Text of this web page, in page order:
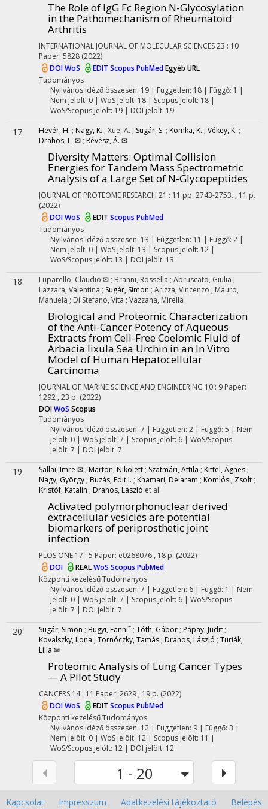
The Role of IgG Fc Region N-Glycosylation
in the Pathomechanism of Rheumatoid
Arthritis
INTERNATIONAL JOURNAL OF MOLECULAR SCIENCES23 : 10
Paper: 5828 (2022)
DOIWoS EDIT Scopus PubMedEgyéb URL
Tudományos
Nyilvános idéző összesen: 19| Független: 18 | Függő: 1 |
Nem jelölt: 0 | WoS jelölt: 18 | Scopus jelölt: 18 |
WoS/Scopus jelölt: 19 | DOI jelölt: 19
17 Hevér, H. ; Nagy, K. ; Xue, A. ; Sugár, S. ; Komka, K. ; Vékey, K. ;
Drahos, L. ✉ ; Révész, Á. ✉
Diversity Matters: Optimal Collision
Energies for Tandem Mass Spectrometric
Analysis of a Large Set of N-Glycopeptides
JOURNAL OF PROTEOME RESEARCH 21 : 11 pp. 2743-2753. , 11 p.
(2022)
DOIWoS EDIT Scopus PubMed
Tudományos
Nyilvános idéző összesen: 13 | Független: 11 | Függő: 2 |
Nem jelölt: 0 | WoS jelölt: 13 | Scopus jelölt: 12 |
WoS/Scopus jelölt: 13 | DOI jelölt: 13
18 Luparello, Claudio ✉ ; Branni, Rossella ; Abruscato, Giulia ;
Lazzara, Valentina ; Sugár, Simon ; Arizza, Vincenzo ; Mauro,
Manuela ; Di Stefano, Vita ; Vazzana, Mirella
Biological and Proteomic Characterization
of the Anti-Cancer Potency of Aqueous
Extracts from Cell-Free Coelomic Fluid of
Arbacia lixula Sea Urchin in an In Vitro
Model of Human Hepatocellular
Carcinoma
JOURNAL OF MARINE SCIENCE AND ENGINEERING 10 : 9 Paper:
1292 , 23 p. (2022)
DOIWoS Scopus
Tudományos
Nyilvános idéző összesen: 7 | Független: 2 | Függő: 5 | Nem
jelölt: 0 | WoS jelölt: 7 | Scopus jelölt: 6 | WoS/Scopus
jelölt: 7 | DOI jelölt: 7
19 Sallai, Imre ✉ ; Marton, Nikolett ; Szatmári, Attila ; Kittel, Ágnes ;
Nagy, György ; Buzás, Edit I. ; Khamari, Delaram ; Komlósi, Zsolt ;
Kristóf, Katalin ; Drahos, László et al.
Activated polymorphonuclear derived
extracellular vesicles are potential
biomarkers of periprosthetic joint
infection
PLOS ONE 17 : 5 Paper: e0268076 , 18 p. (2022)
DOI
REALWoS Scopus PubMed
Központi kezelésűTudományos
Nyilvános idéző összesen: 7 | Független: 6 | Függő: 1 | Nem
jelölt: 0 | WoS jelölt: 7 | Scopus jelölt: 6 | WoS/Scopus
jelölt: 7 | DOI jelölt: 7
20 Sugár, Simon ; Bugyi, Fanni* ; Tóth, Gábor ; Pápay, Judit ;
Kovalszky, Ilona ; Tornóczky, Tamás ; Drahos, László ; Turiák,
Lilla ✉
Proteomic Analysis of Lung Cancer Types
— A Pilot Study
CANCERS 14: 11 Paper: 2629 , 19 p. (2022)
DOIWoS EDIT Scopus PubMed
Központi kezelésűTudományos
Nyilvános idéző összesen: 12| Független: 9 | Függő: 3 |
Nem jelölt: 0 | WoS jelölt: 12 | Scopus jelölt: 11 |
WoS/Scopus jelölt: 12 | DOI jelölt: 12
1 - 20
Kapcsolat Impresszum Adatkezelési tájékoztató Belépés